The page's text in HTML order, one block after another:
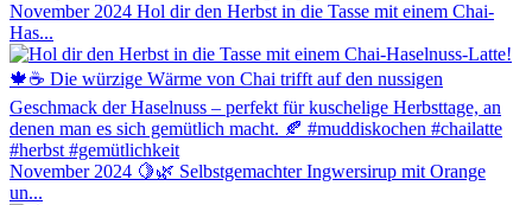
November 2024 Hol dir den Herbst in die Tasse mit einem Chai-
Has...
November 2024 🍋🌿 Selbstgemachter Ingwersirup mit Orange
un...